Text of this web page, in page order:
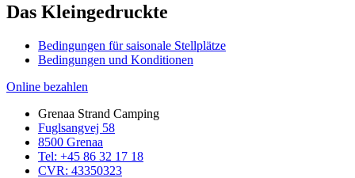
Das Kleingedruckte
Bedingungen für saisonale Stellplätze
Bedingungen und Konditionen
Online bezahlen
Grenaa Strand Camping
Fuglsangvej 58
8500 Grenaa
Tel: +45 86 32 17 18
CVR: 43350323